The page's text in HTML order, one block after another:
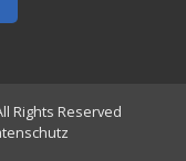
Rights Reserved